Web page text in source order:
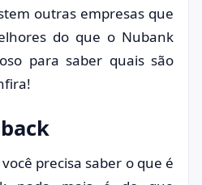
outras empresas que
do que o Nubank
para saber quais são
precisa saber o que é